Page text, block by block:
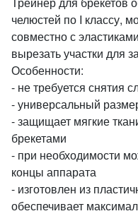
челюстей по I классу,
совместно с
вырезать участки для
Особенности:
- не требуется снятия
- универсальный
- защищает мягкие
брекетами
- при необходимости
концы аппарата
- изготовлен из
обеспечивает